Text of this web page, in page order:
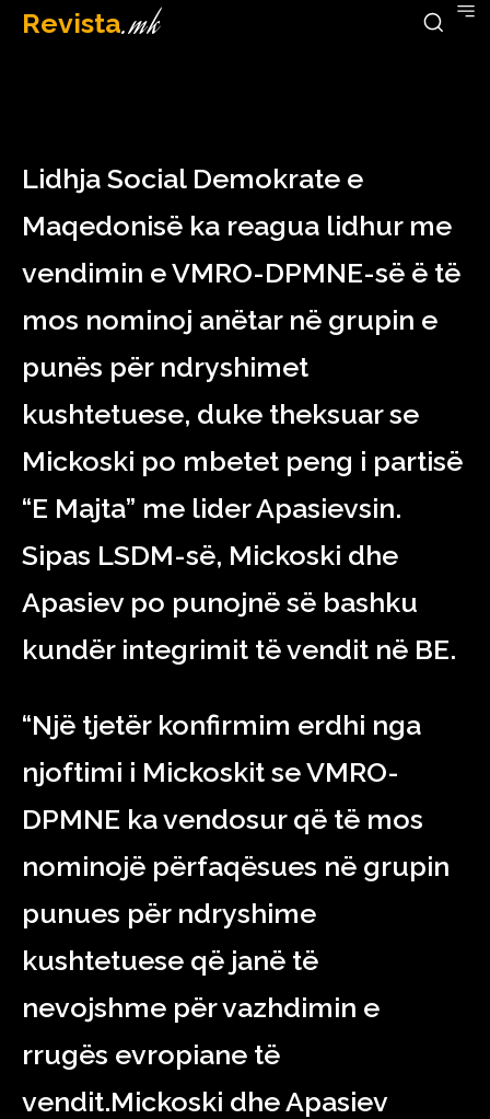
Revista.mk
April 10, 2023
Lidhja Social Demokrate e
Maqedonisë ka reagua lidhur me
vendimin e VMRO-DPMNE-së ë të
mos nominoj anëtar në grupin e
punës për ndryshimet
kushtetuese, duke theksuar se
Mickoski po mbetet peng i partisë
“E Majta” me lider Apasievsin.
Sipas LSDM-së, Mickoski dhe
Apasiev po punojnë së bashku
kundër integrimit të vendit në BE.
“Një tjetër konfirmim erdhi nga
njoftimi i Mickoskit se VMRO-
DPMNE ka vendosur që të mos
nominojë përfaqësues në grupin
punues për ndryshime
kushtetuese që janë të
nevojshme për vazhdimin e
rrugës evropiane të
vendit.Mickoski dhe Apasiev